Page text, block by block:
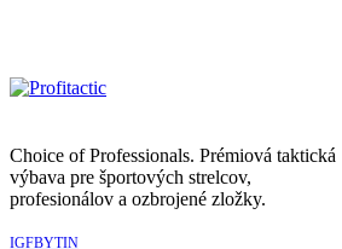
Choice of Professionals. Prémiová taktická
výbava pre športových strelcov,
profesionálov a ozbrojené zložky.
IGFBYTIN